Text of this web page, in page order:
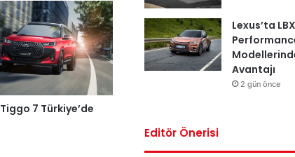
7 Türkiye’de
Lexus’ta
Avantajı
2 gün önce
Editör Önerisi